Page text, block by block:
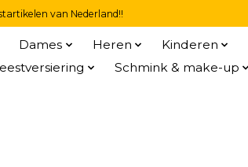
van Nederland!!
Dames Heren Kinderen
Schmink & make-up